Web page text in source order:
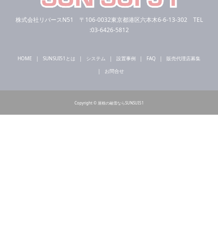
株式会社リバースN51 〒106-0032東京都港区六本木6-6-13-302 TEL
:03-6426-5812
HOME SUNSUI51とは システム 設置事例 FAQ
販売代理店募集
お問合せ
Copyright © 屋根の融雪ならSUNSUI51